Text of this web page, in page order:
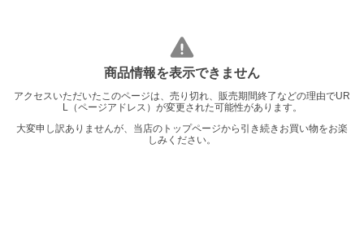
商品情報を表示できません
アクセスいただいたこのページは、売り切れ、販売期間終了などの理由でUR
L（ページアドレス）が変更された可能性があります。
大変申し訳ありませんが、当店のトップページから引き続きお買い物をお楽
しみください。